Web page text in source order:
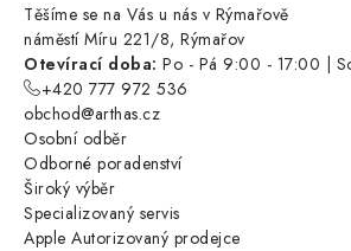
Těšíme se na Vás u nás v Rýmařově
náměstí Míru 221/8, Rýmařov
Otevírací doba: Po - Pá 9:00 - 17:00 |
+420 777 972 536
obchod@arthas.cz
Osobní odběr
Odborné poradenství
Široký výběr
Specializovaný servis
Apple Autorizovaný prodejce